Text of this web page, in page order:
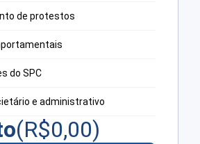
de protestos
do SPC
e administrativo
(R$0,00)